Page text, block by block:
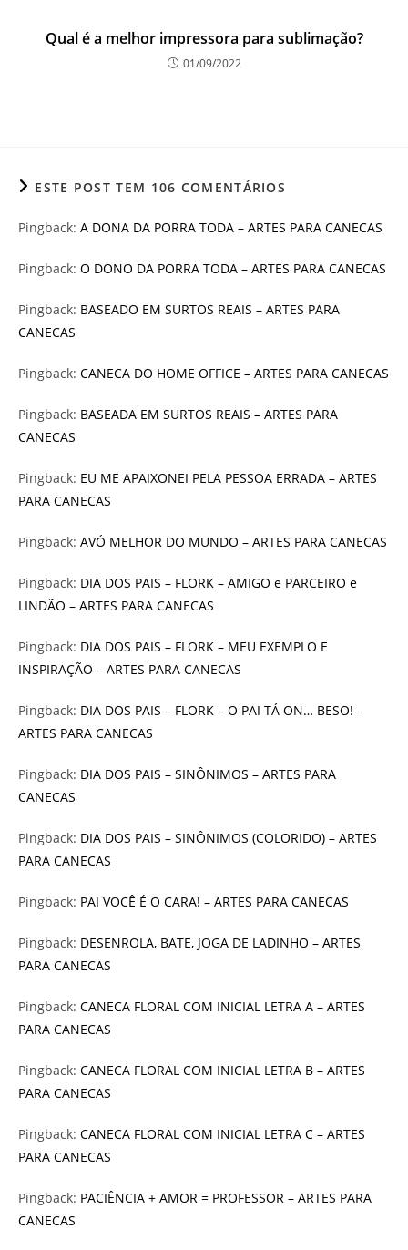
Qual é a melhor impressora para sublimação?
01/09/2022
ESTE POST TEM 106 COMENTÁRIOS
Pingback: A DONA DA PORRA TODA – ARTES PARA CANECAS
Pingback: O DONO DA PORRA TODA – ARTES PARA CANECAS
Pingback: BASEADO EM SURTOS REAIS – ARTES PARA
CANECAS
Pingback: CANECA DO HOME OFFICE – ARTES PARA CANECAS
Pingback: BASEADA EM SURTOS REAIS – ARTES PARA
CANECAS
Pingback: EU ME APAIXONEI PELA PESSOA ERRADA – ARTES
PARA CANECAS
Pingback: AVÓ MELHOR DO MUNDO – ARTES PARA CANECAS
Pingback: DIA DOS PAIS – FLORK – AMIGO e PARCEIRO e
LINDÃO – ARTES PARA CANECAS
Pingback: DIA DOS PAIS – FLORK – MEU EXEMPLO E
INSPIRAÇÃO – ARTES PARA CANECAS
Pingback: DIA DOS PAIS – FLORK – O PAI TÁ ON… BESO! –
ARTES PARA CANECAS
Pingback: DIA DOS PAIS – SINÔNIMOS – ARTES PARA
CANECAS
Pingback: DIA DOS PAIS – SINÔNIMOS (COLORIDO) – ARTES
PARA CANECAS
Pingback: PAI VOCÊ É O CARA! – ARTES PARA CANECAS
Pingback: DESENROLA, BATE, JOGA DE LADINHO – ARTES
PARA CANECAS
Pingback: CANECA FLORAL COM INICIAL LETRA A – ARTES
PARA CANECAS
Pingback: CANECA FLORAL COM INICIAL LETRA B – ARTES
PARA CANECAS
Pingback: CANECA FLORAL COM INICIAL LETRA C – ARTES
PARA CANECAS
Pingback: PACIÊNCIA + AMOR = PROFESSOR – ARTES PARA
CANECAS